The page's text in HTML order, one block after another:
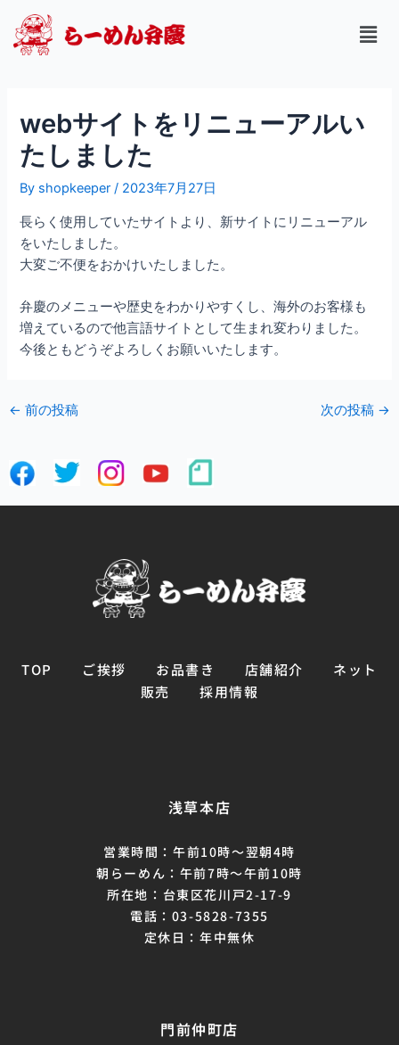
メ
ニ
webサイトをリニューアルい
たしました
By shopkeeper/ 2023年7月27日
長らく使用していたサイトより、新サイトにリニューアル
をいたしました。
大変ご不便をおかけいたしました。
弁慶のメニューや歴史をわかりやすくし、海外のお客様も
増えているので他言語サイトとして生まれ変わりました。
今後ともどうぞよろしくお願いいたします。
← 前の投稿 次の投稿 →
TOP ご挨拶 お品書き 店舗紹介
ネット
販売
採用情報
浅草本店
営業時間：午前10時～翌朝4時
朝らーめん：午前7時〜午前10時
所在地：台東区花川戸2-17-9
電話：03-5828-7355
定休日：年中無休
門前仲町店